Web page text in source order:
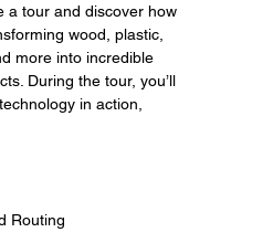
a tour and discover how
wood, plastic,
more into incredible
During the tour, you’ll
in action,
Routing